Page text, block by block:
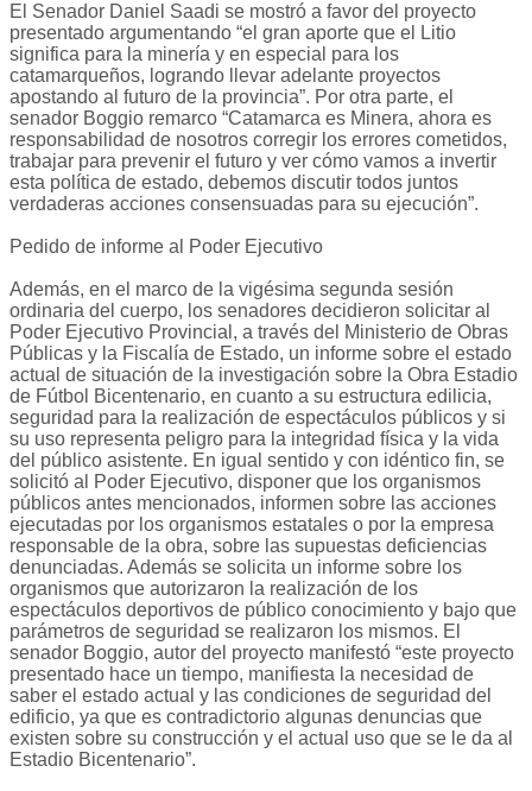
El Senador Daniel Saadi se mostró a favor del proyecto
presentado argumentando “el gran aporte que el Litio
significa para la minería y en especial para los
catamarqueños, logrando llevar adelante proyectos
apostando al futuro de la provincia”. Por otra parte, el
senador Boggio remarco “Catamarca es Minera, ahora es
responsabilidad de nosotros corregir los errores cometidos,
trabajar para prevenir el futuro y ver cómo vamos a invertir
esta política de estado, debemos discutir todos juntos
verdaderas acciones consensuadas para su ejecución”.
Pedido de informe al Poder Ejecutivo
Además, en el marco de la vigésima segunda sesión
ordinaria del cuerpo, los senadores decidieron solicitar al
Poder Ejecutivo Provincial, a través del Ministerio de Obras
Públicas y la Fiscalía de Estado, un informe sobre el estado
actual de situación de la investigación sobre la Obra Estadio
de Fútbol Bicentenario, en cuanto a su estructura edilicia,
seguridad para la realización de espectáculos públicos y si
su uso representa peligro para la integridad física y la vida
del público asistente. En igual sentido y con idéntico fin, se
solicitó al Poder Ejecutivo, disponer que los organismos
públicos antes mencionados, informen sobre las acciones
ejecutadas por los organismos estatales o por la empresa
responsable de la obra, sobre las supuestas deficiencias
denunciadas. Además se solicita un informe sobre los
organismos que autorizaron la realización de los
espectáculos deportivos de público conocimiento y bajo que
parámetros de seguridad se realizaron los mismos. El
senador Boggio, autor del proyecto manifestó “este proyecto
presentado hace un tiempo, manifiesta la necesidad de
saber el estado actual y las condiciones de seguridad del
edificio, ya que es contradictorio algunas denuncias que
existen sobre su construcción y el actual uso que se le da al
Estadio Bicentenario”.